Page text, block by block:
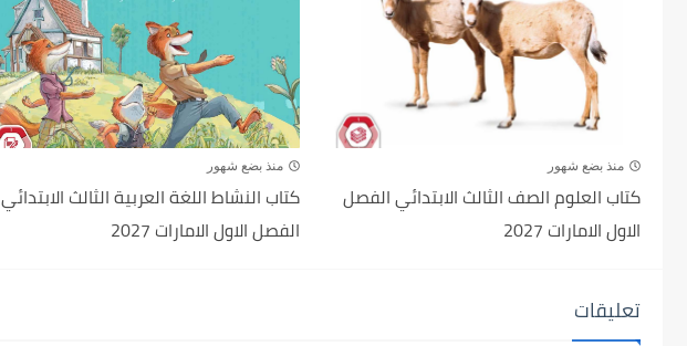
منذ بضع شهور
كتاب العلوم الصف الثالث الابتدائي الفصل
الاول الامارات 2027
منذ بضع شهور
كتاب النشاط اللغة العربية الثالث الابتدائي
الفصل الاول الامارات 2027
تعليقات